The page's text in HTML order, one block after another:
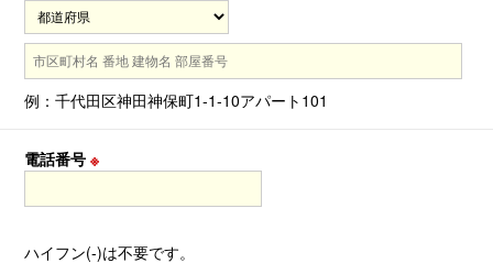
例：千代田区神田神保町1-1-10アパート101
電話番号※
ハイフン(-)は不要です。